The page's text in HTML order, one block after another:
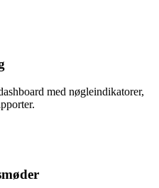
med nøgleindikatorer,